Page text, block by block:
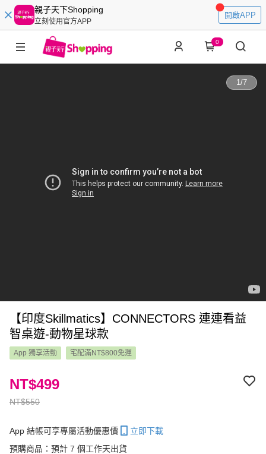
親子天下Shopping
立刻使用官方APP
開啟APP
0
1/7
【印度Skillmatics】CONNECTORS 連連看益
智桌遊-動物星球款
App 獨享活動 宅配滿NT$800免運
NT$550
NT$499
App 結帳可享專屬活動優惠價
立即下載
預購商品：預計 7 個工作天出貨